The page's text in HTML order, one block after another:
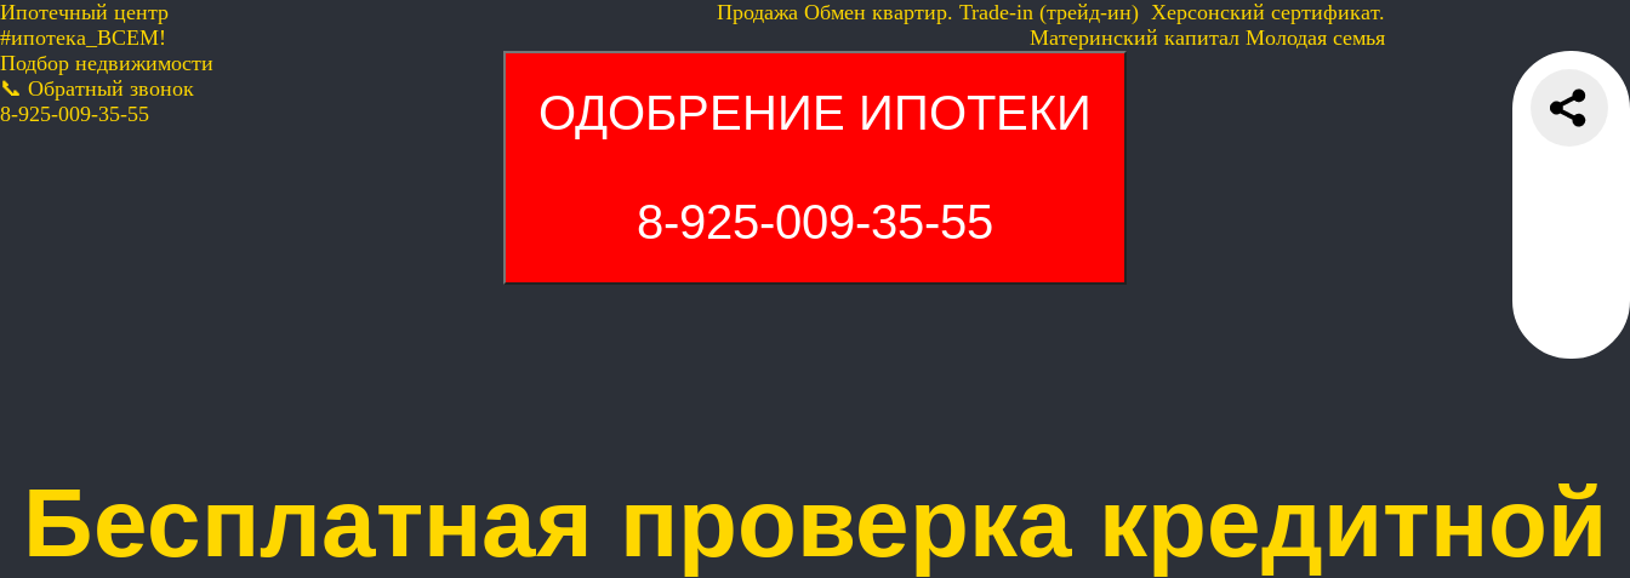
Продажа Обмен квартир. Trade-in (трейд-ин) Херсонский сертификат.
Материнский капитал Молодая семья
Ипотечный центр
#ипотека_ВСЕМ!
Подбор недвижимости
📞 Обратный звонок
8-925-009-35-55
ОДОБРЕНИЕ ИПОТЕКИ
8-925-009-35-55
Бесплатная проверка кредитной